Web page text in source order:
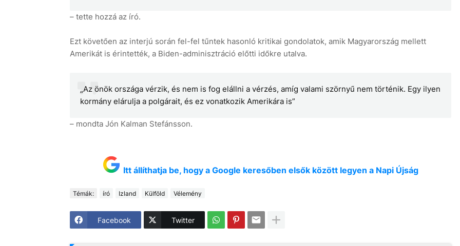
– tette hozzá az író.
Ezt követően az interjú során fel-fel tűntek hasonló kritikai gondolatok, amik Magyarország mellett
Amerikát is érintették, a Biden-adminisztráció előtti időkre utalva.
„Az önök országa vérzik, és nem is fog elállni a vérzés, amíg valami szörnyű nem történik. Egy ilyen
kormány elárulja a polgárait, és ez vonatkozik Amerikára is”
– mondta Jón Kalman Stefánsson.
Itt állíthatja be, hogy a Google keresőben elsők között legyen a Napi Újság
Témák: író Izland Külföld Vélemény
Facebook Twitter